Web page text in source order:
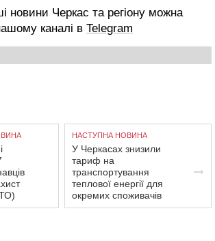
новини Черкас та регіону можна
каналі в Telegram
НАСТУПНА НОВИНА
У Черкасах знизили
тариф на
транспортування
теплової енергії для
окремих споживачів